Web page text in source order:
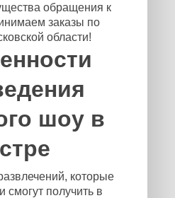
обращения к
заказы по
области!
шоу в
которые
смогут получить в